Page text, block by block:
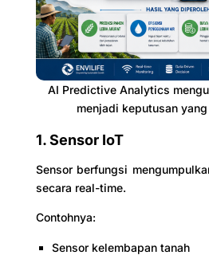
AI Predictive Analytics
menjadi keputusan
1. Sensor IoT
Sensor berfungsi
secara real-time.
Contohnya:
Sensor kelembapan tanah